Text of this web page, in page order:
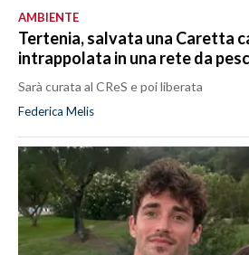
AMBIENTE
Tertenia, salvata una Caretta
intrappolata in una rete da
Sarà curata al CReS e poi liberata
Federica Melis